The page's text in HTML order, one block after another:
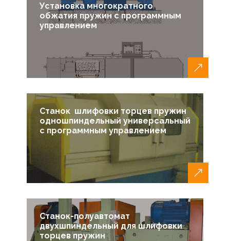
Установка многократного
обжатия пружин с программным
управлением
Станок шлифовки торцев пружин
одношпиндельный универсальный
с программным управлением
Станок-полуавтомат
двухшпиндельный для шлифовки
торцев пружин